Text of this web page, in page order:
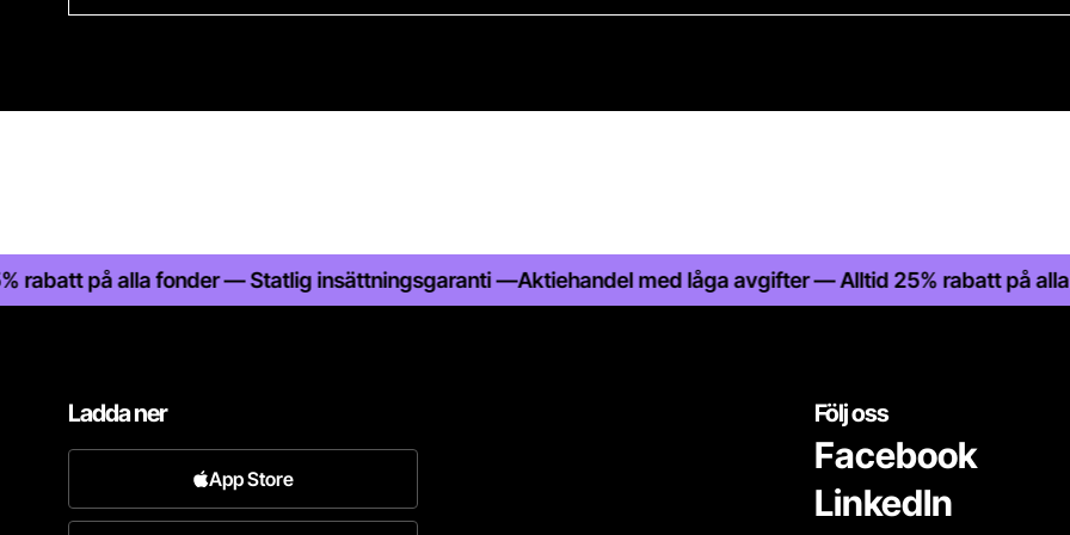
på alla fonder — Statlig insättningsgaranti —Aktiehandel med låga avgifter — Alltid 25% rabatt på alla
Ladda ner
App Store
Följ oss
Facebook
LinkedIn